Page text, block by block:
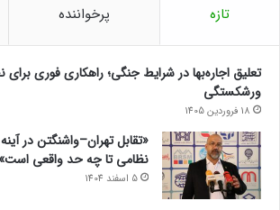
تازه پرخواننده
تعلیق اجاره‌بها در شرایط جنگی؛ راهکاری فوری
ورشکستگی
18 فروردین 1405
«تقابل تهران–واشنگتن در
نظامی تا چه حد واقعی است»
5 اسفند 1404